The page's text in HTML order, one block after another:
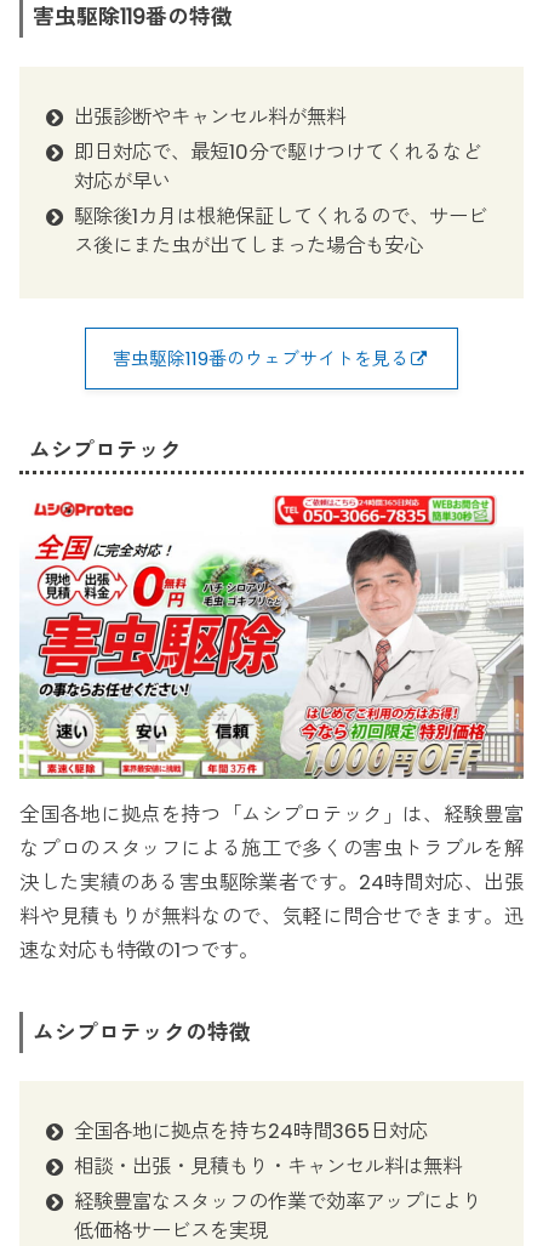
害虫駆除119番の特徴
出張診断やキャンセル料が無料
即日対応で、最短10分で駆けつけてくれるなど
対応が早い
駆除後1カ月は根絶保証してくれるので、サービ
ス後にまた虫が出てしまった場合も安心
害虫駆除119番のウェブサイトを見る
ムシプロテック
全国各地に拠点を持つ「ムシプロテック」は、経験豊富
なプロのスタッフによる施工で多くの害虫トラブルを解
決した実績のある害虫駆除業者です。24時間対応、出張
料や見積もりが無料なので、気軽に問合せできます。迅
速な対応も特徴の1つです。
ムシプロテックの特徴
全国各地に拠点を持ち24時間365日対応
相談・出張・見積もり・キャンセル料は無料
経験豊富なスタッフの作業で効率アップにより
低価格サービスを実現